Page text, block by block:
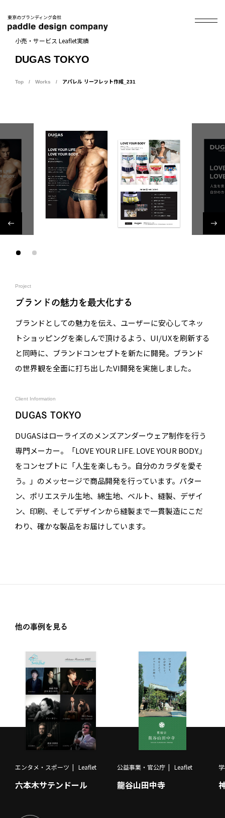
東京のブランディング会社
小売・サービス Leaflet実績
DUGAS TOKYO
Top Works アパレル リーフレット作成_231
Project
ブランドの魅力を最大化する
ブランドとしての魅力を伝え、ユーザーに安心してネッ
トショッピングを楽しんで頂けるよう、UI/UXを刷新する
と同時に、ブランドコンセプトを新たに開発。ブランド
の世界観を全面に打ち出したVI開発を実施しました。
Client Information
DUGAS TOKYO
DUGASはローライズのメンズアンダーウェア制作を行う
専門メーカー。「LOVE YOUR LIFE. LOVE YOUR BODY.」
をコンセプトに「人生を楽しもう。自分のカラダを愛そ
う。」のメッセージで商品開発を行っています。パター
ン、ポリエステル生地、綿生地、ベルト、縫製、デザイ
ン、印刷、そしてデザインから縫製まで一貫製造にこだ
わり、確かな製品をお届けしています。
他の事例を見る
エンタメ・スポーツ Leaflet
六本木サテンドール
公益事業・官公庁 Leaflet
龍谷山田中寺